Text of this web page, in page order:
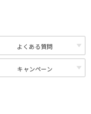
よくある質問
キャンペーン